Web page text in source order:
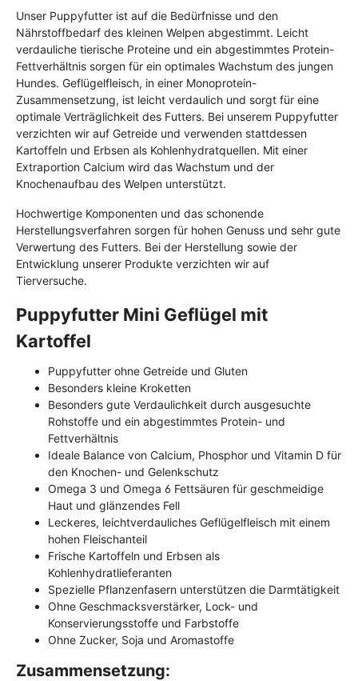
Unser Puppyfutter ist auf die Bedürfnisse und den
Nährstoffbedarf des kleinen Welpen abgestimmt. Leicht
verdauliche tierische Proteine und ein abgestimmtes Protein-
Fettverhältnis sorgen für ein optimales Wachstum des jungen
Hundes. Geflügelfleisch, in einer Monoprotein-
Zusammensetzung, ist leicht verdaulich und sorgt für eine
optimale Verträglichkeit des Futters. Bei unserem Puppyfutter
verzichten wir auf Getreide und verwenden stattdessen
Kartoffeln und Erbsen als Kohlenhydratquellen. Mit einer
Extraportion Calcium wird das Wachstum und der
Knochenaufbau des Welpen unterstützt.
Hochwertige Komponenten und das schonende
Herstellungsverfahren sorgen für hohen Genuss und sehr gute
Verwertung des Futters. Bei der Herstellung sowie der
Entwicklung unserer Produkte verzichten wir auf
Tierversuche.
Puppyfutter Mini Geflügel mit
Kartoffel
Puppyfutter ohne Getreide und Gluten
Besonders kleine Kroketten
Besonders gute Verdaulichkeit durch ausgesuchte
Rohstoffe und ein abgestimmtes Protein- und
Fettverhältnis
Ideale Balance von Calcium, Phosphor und Vitamin D für
den Knochen- und Gelenkschutz
Omega 3 und Omega 6 Fettsäuren für geschmeidige
Haut und glänzendes Fell
Leckeres, leichtverdauliches Geflügelfleisch mit einem
hohen Fleischanteil
Frische Kartoffeln und Erbsen als
Kohlenhydratlieferanten
Spezielle Pflanzenfasern unterstützen die Darmtätigkeit
Ohne Geschmacksverstärker, Lock- und
Konservierungsstoffe und Farbstoffe
Ohne Zucker, Soja und Aromastoffe
Zusammensetzung: